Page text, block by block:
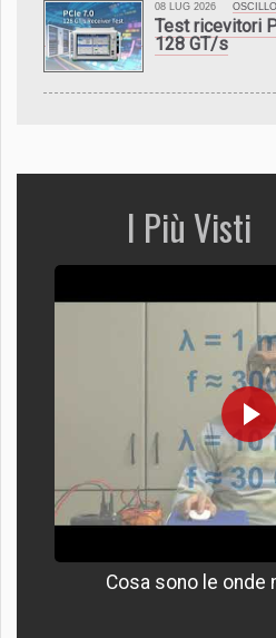
08 LUG 2026
Test ricevitori
128 GT/s
I Più Visti
Cosa sono le onde